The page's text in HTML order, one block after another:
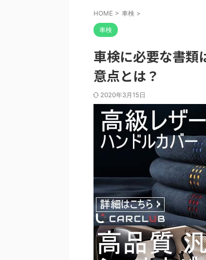
HOME > 車検 >
車検
車検に必要な書類
意点とは？
2020年3月15日